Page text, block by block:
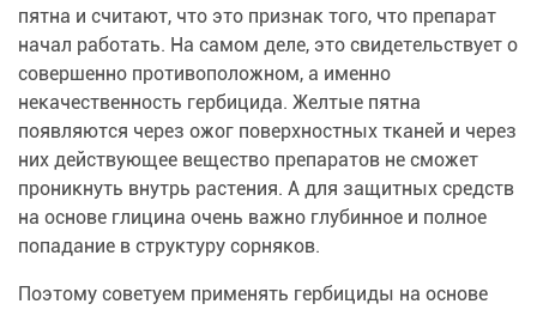
пятна и считают, что это признак того, что препарат
начал работать. На самом деле, это свидетельствует о
совершенно противоположном, а именно
некачественность гербицида. Желтые пятна
появляются через ожог поверхностных тканей и через
них действующее вещество препаратов не сможет
проникнуть внутрь растения. А для защитных средств
на основе глицина очень важно глубинное и полное
попадание в структуру сорняков.
Поэтому советуем применять гербициды на основе